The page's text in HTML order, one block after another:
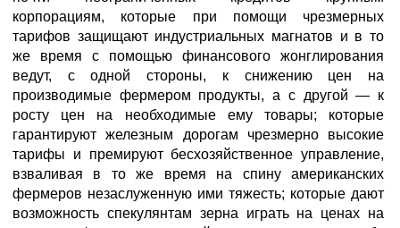
корпорациям, которые при помощи чрезмерных
тарифов защищают индустриальных магнатов и в то
же время с помощью финансового жонглирования
ведут, с одной стороны, к снижению цен на
производимые фермером продукты, а с другой — к
росту цен на необходимые ему товары; которые
гарантируют железным дорогам чрезмерно высокие
тарифы и премируют бесхозяйственное управление,
взваливая в то же время на спину американских
фермеров незаслуженную ими тяжесть; которые дают
возможность спекулянтам зерна играть на ценах на